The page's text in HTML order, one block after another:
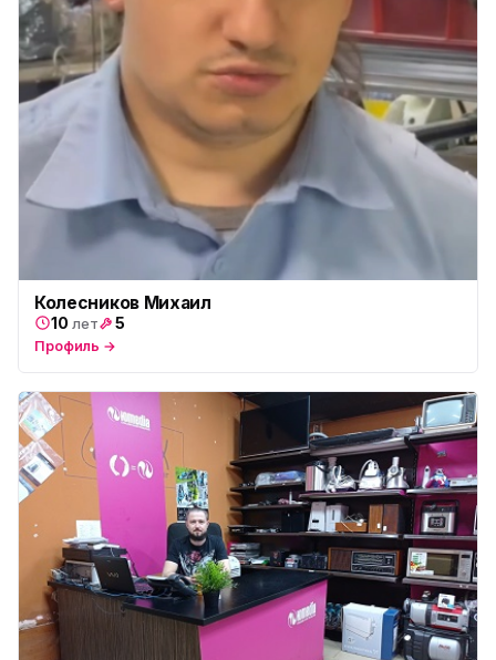
ю ул. Будапештская, 87-3
ю
Юмедиа Сервис в Колпино
ул. Тверская 60, Колпино
ю
Юмедиа во Всеволожске
пр. Христиновский 28, Всеволожск
Колесников Михаил
10 лет 5
Профиль →